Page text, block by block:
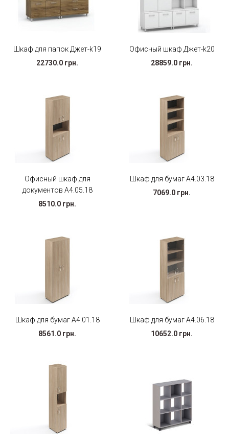
Шкаф для папок Джет-k19
22730.0 грн.
Офисный шкаф Джет-k20
28859.0 грн.
Офисный шкаф для
документов А4.05.18
8510.0 грн.
Шкаф для бумаг А4.03.18
7069.0 грн.
Шкаф для бумаг А4.01.18
8561.0 грн.
Шкаф для бумаг А4.06.18
10652.0 грн.